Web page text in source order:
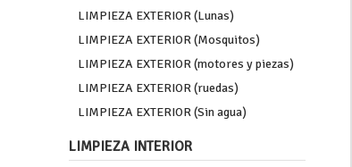
LIMPIEZA EXTERIOR (Lunas)
LIMPIEZA EXTERIOR (Mosquitos)
LIMPIEZA EXTERIOR (motores y piezas)
LIMPIEZA EXTERIOR (ruedas)
LIMPIEZA EXTERIOR (Sin agua)
LIMPIEZA INTERIOR